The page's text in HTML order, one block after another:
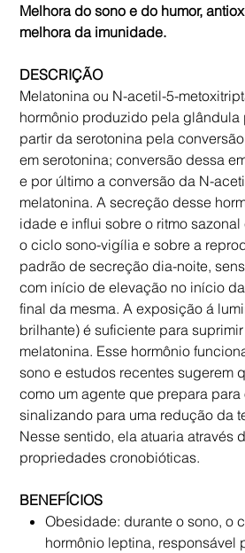
Melhora do sono e do humor,
melhora da imunidade.
DESCRIÇÃO
Melatoninaou N-acetil-5-
hormônio produzido pela glândula
partir da serotonina pela
em serotonina; conversão dessa
e por último a conversão da N-
melatonina. A secreção desse
idade e influi sobre o ritmo
o ciclo sono-vigília e sobre a
padrão de secreção dia-noite,
com início de elevação no início
final da mesma. A exposição á
brilhante) é suficiente para
melatonina. Esse hormônio
sono e estudos recentes sugerem
como um agente que prepara para
sinalizando para uma redução da
Nesse sentido, ela atuaria através
propriedades cronobióticas.
BENEFÍCIOS
Obesidade: durante o sono, o
hormônio leptina, responsável